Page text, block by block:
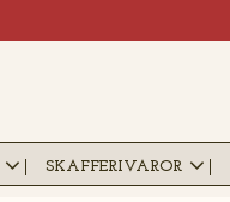
SKAFFERIVAROR